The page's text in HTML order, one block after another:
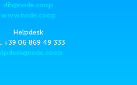
dih@node.coop
www.node.coop
Helpdesk
+39 06 869 49 333